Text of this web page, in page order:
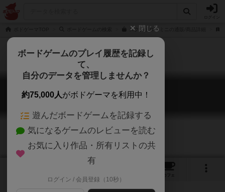
スクアドロ・ミニの通販/商品詳細
スクアドロ・ミニ
Squadro: Mini
カフェ
閉じる
ボードゲームのプレイ履歴を記録し
て、
自分のデータを管理しませんか？
約75,000人がボドゲーマを利用中！
遊んだボードゲームを記録する
気になるゲームのレビューを読む
お気に入り作品・所有リストの共
有
ログイン / 会員登録（10秒）